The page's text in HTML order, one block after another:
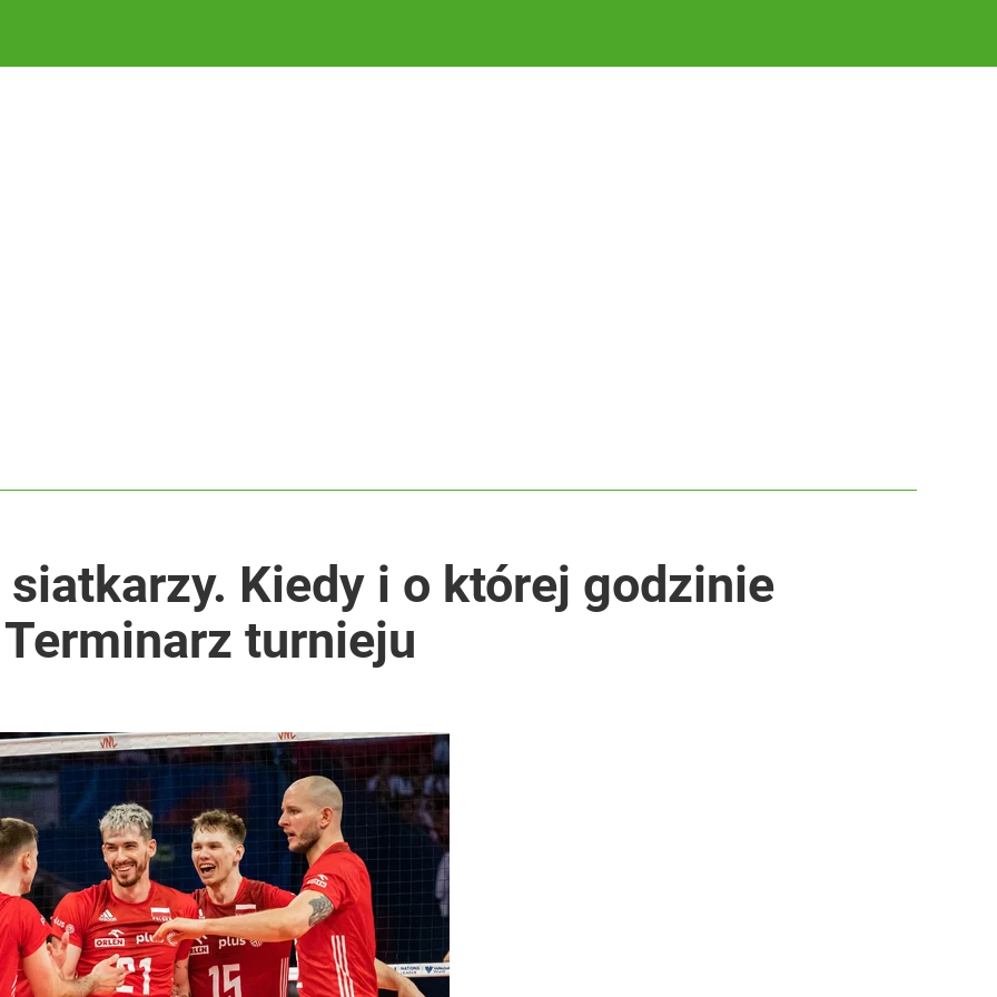
decyzja
za nastolatka
cenami nad morzem
Kiedy i o której godzinie
turnieju